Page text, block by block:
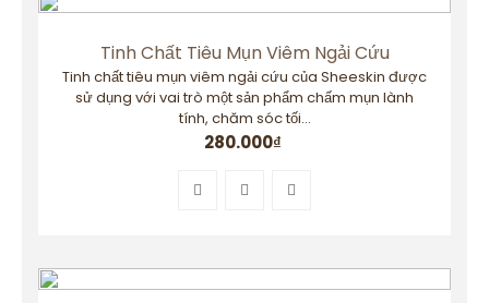
Tinh Chất Tiêu Mụn Viêm Ngải Cứu
Tinh chất tiêu mụn viêm ngải cứu của Sheeskin được
sử dụng với vai trò một sản phẩm chấm mụn lành
tính, chăm sóc tối...
280.000₫